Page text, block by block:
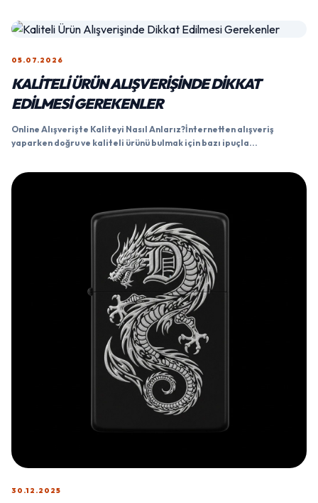
05.07.2026
KALITELI ÜRÜN ALIŞVERIŞINDE DIKKAT
EDILMESI GEREKENLER
Online Alışverişte Kaliteyi Nasıl Anlarız?İnternetten alışveriş
yaparken doğru ve kaliteli ürünü bulmak için bazı ipuçla...
30.12.2025